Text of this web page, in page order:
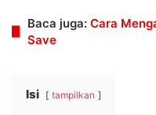
Baca juga: Cara
Save
Isi tampilkan